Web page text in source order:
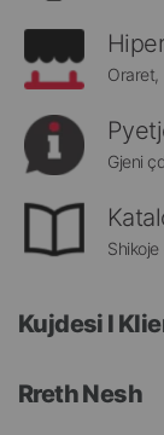
Gjeni
Kujdesi I
Rreth Nesh